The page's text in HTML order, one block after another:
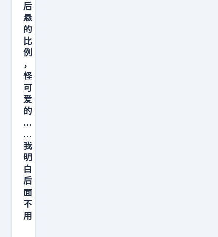
后
悬
的
比
例
，
怪
可
爱
的
…
…
我
明
白
后
面
不
用